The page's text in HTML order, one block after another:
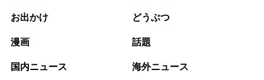
お出かけ どうぶつ
漫画 話題
国内ニュース 海外ニュース